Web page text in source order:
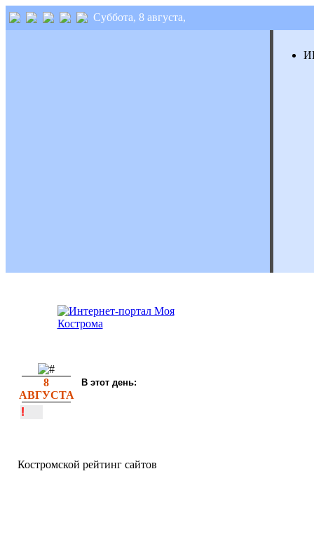
Суббота, 8 августа,
8
АВГУСТА
В этот день:
!
Костромской рейтинг сайтов